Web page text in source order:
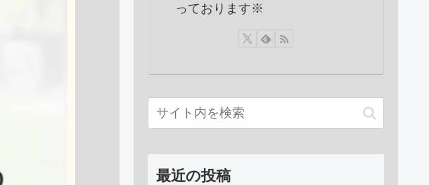
っております※
最近の投稿